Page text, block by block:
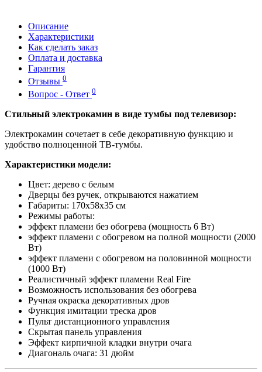
Описание
Характеристики
Как сделать заказ
Оплата и доставка
Гарантия
Отзывы 0
Вопрос - Ответ 0
Стильный электрокамин в виде тумбы под телевизор:
Электрокамин сочетает в себе декоративную функцию и
удобство полноценной ТВ-тумбы.
Характеристики модели:
Цвет: дерево с белым
Дверцы без ручек, открываются нажатием
Габариты: 170x58x35 см
Режимы работы:
эффект пламени без обогрева (мощность 6 Вт)
эффект пламени с обогревом на полной мощности (2000
Вт)
эффект пламени с обогревом на половинной мощности
(1000 Вт)
Реалистичный эффект пламени Real Fire
Возможность использования без обогрева
Ручная окраска декоративных дров
Функция имитации треска дров
Пульт дистанционного управления
Скрытая панель управления
Эффект кирпичной кладки внутри очага
Диагональ очага: 31 дюйм